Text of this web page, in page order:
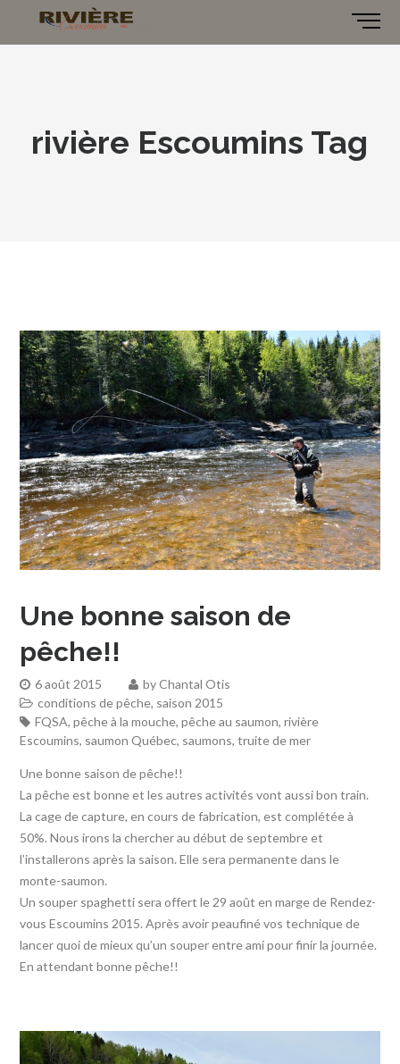
rivière Escoumins Tag
Une bonne saison de
pêche!!
6 août 2015 byChantal Otis
conditions de pêche, saison 2015
FQSA,pêche à la mouche,pêche au saumon,rivière
Escoumins, saumon Québec, saumons,truite de mer
Une bonne saison de pêche!!
La pêche est bonne et les autres activités vont aussi bon train.
La cage de capture, en cours de fabrication, est complétée à
50%. Nous irons la chercher au début de septembre et
l’installerons après la saison. Elle sera permanente dans le
monte-saumon.
Un souper spaghetti sera offert le 29 août en marge de Rendez-
vous Escoumins 2015. Après avoir peaufiné vos technique de
lancer quoi de mieux qu’un souper entre ami pour finir la journée.
En attendant bonne pêche!!